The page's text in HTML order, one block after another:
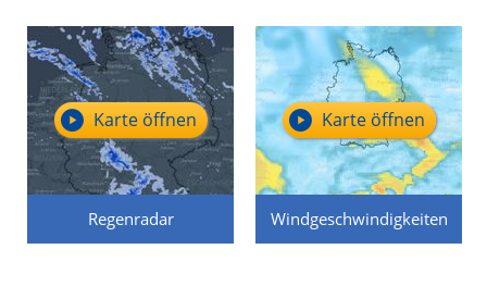
Regenradar
Karte öffnen
Windgeschwindigkeiten
Karte öffnen